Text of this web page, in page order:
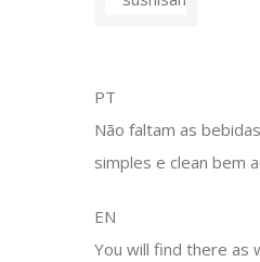
PT
Não faltam as
simples e clean bem
EN
You will find there as